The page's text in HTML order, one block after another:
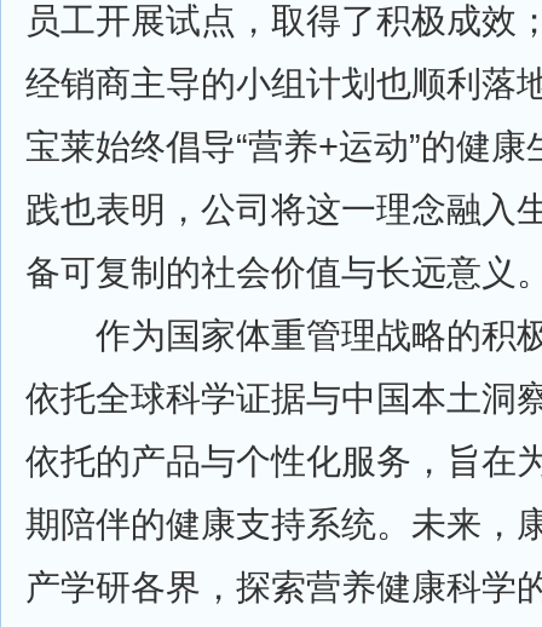
员工开展试点，取得了积极成效
经销商主导的小组计划也顺利落
宝莱始终倡导“营养+运动”的健
践也表明，公司将这一理念融入
备可复制的社会价值与长远意义
作为国家体重管理战略的积
依托全球科学证据与中国本土洞
依托的产品与个性化服务，旨在
期陪伴的健康支持系统。未来，
产学研各界，探索营养健康科学